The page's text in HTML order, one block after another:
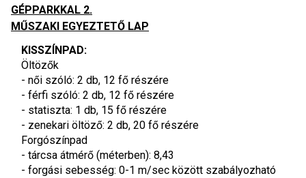
GÉPPARKKAL 2.
MŰSZAKI EGYEZTETŐ LAP
KISSZÍNPAD:
Öltözők
- női szóló: 2 db, 12 fő részére
- férfi szóló: 2 db, 12 fő részére
- statiszta: 1 db, 15 fő részére
- zenekari öltöző: 2 db, 20 fő részére
Forgószínpad
- tárcsa átmérő (méterben): 8,43
- forgási sebesség: 0-1 m/sec között szabályozható